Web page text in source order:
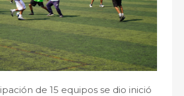
de 15 equipos se dio inició